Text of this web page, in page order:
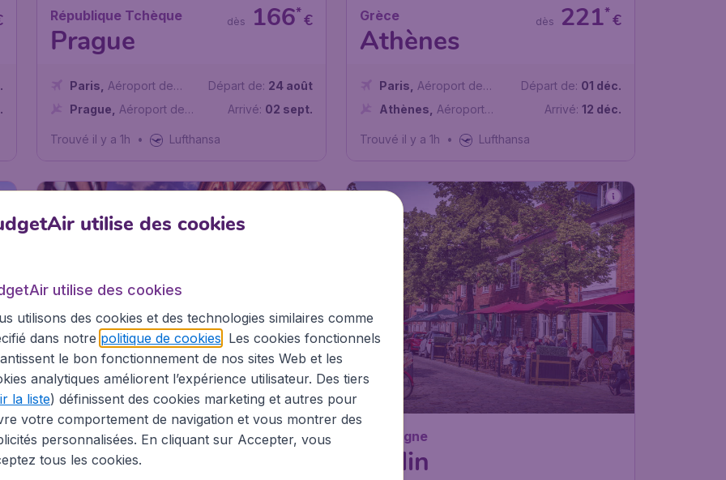
République Tchèque
Prague
€
166*
dès
Paris
Aéroport de
Paris-Charles de Gaulle
Prague
Aéroport de
Départ de: 24 août
Arrivé: 02 sept.
Trouvé il y a 1h • Lufthansa
Grèce
Athènes
€
221*
dès
Paris
Aéroport de
Paris-Charles de Gaulle
Athènes
Aéroport
Elefthérios-Venizélos
Départ de: 01 déc.
Arrivé: 12 déc.
Trouvé il y a 1h • Lufthansa
Roumanie
Bucarest
€
228*
dès
Paris, Aéroport de
Paris-Charles de Gaulle
Bucarest, Aéroport
international Henri-
Départ de: 21 août
Arrivé: 02 sept.
Allemagne
Berlin
utilise des cookies
utilise des cookies
utilisons des cookies et des technologies similaires comme
dans notre politique de cookies . Les cookies fonctionnels
le bon fonctionnement de nos sites Web et les
analytiques améliorent l’expérience utilisateur. Des tiers
la liste) définissent des cookies marketing et autres pour
votre comportement de navigation et vous montrer des
personnalisées. En cliquant sur Accepter, vous
tous les cookies.